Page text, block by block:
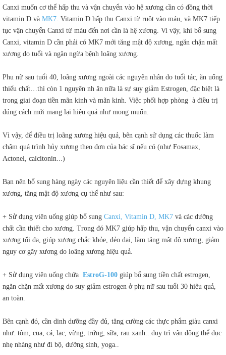
Canxi muốn cơ thể hấp thu và vận chuyển vào hệ xương cần có đồng thời
vitamin D và MK7. Vitamin D hấp thu Canxi từ ruột vào máu, và MK7 tiếp
tục vận chuyển Canxi từ máu đến nơi cần là hệ xương. Vi vậy, khi bổ sung
Canxi, vitamin D cần phải có MK7 mới tăng mật độ xương, ngăn chặn mất
xương do tuổi và ngăn ngừa bệnh loãng xương.
Phu nữ sau tuổi 40, loãng xương ngoài các nguyên nhân do tuổi tác, ăn uống
thiếu chất…thì còn 1 nguyên nh ân nữa là sự suy giảm Estrogen, đặc biệt là
trong giai đoạn tiền mãn kinh và mãn kinh. Việc phối hợp phòng à điều trị
đúng cách mới mang lại hiệu quả như mong muốn.
Vì vậy, để điều trị loãng xương hiệu quả, bên cạnh sử dụng các thuốc làm
chậm quá trình hủy xương theo đơn của bác sĩ nếu có (như Fosamax,
Actonel, calcitonin...)
Bạn nên bổ sung hàng ngày các nguyên liệu cần thiết để xây dựng khung
xương, tăng mật độ xương cụ thể như sau:
+ Sử dụng viên uống giúp bổ sung Canxi, Vitamin D, MK7 và các dưỡng
chất cần thiết cho xương. Trong đó MK7 giúp hấp thu, vận chuyển canxi vào
xương tối đa, giúp xương chắc khỏe, dẻo dai, làm tăng mật độ xương, giảm
nguy cơ gãy xương do loãng xương hiệu quả.
+ Sử dụng viên uống chứa EstroG-100 giúp bổ sung tiền chất estrogen,
ngăn chặn mất xương do suy giảm estrogen ở phụ nữ sau tuổi 30 hiêu quả,
an toàn.
Bên cạnh đó, cần dinh dưỡng đầy đủ, tăng cường các thực phẩm giàu canxi
như: tôm, cua, cá, lạc, vừng, trứng, sữa, rau xanh...duy trì vận động thể dục
nhẹ nhàng như đi bộ, dưỡng sinh, yoga..